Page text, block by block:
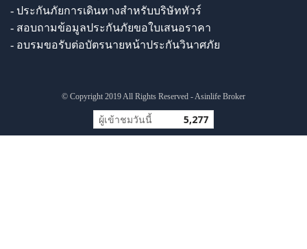
- ประกันภัยการเดินทางสำหรับบริษัททัวร์
- สอบถามข้อมูลประกันภัยขอใบเสนอราคา
- อบรมขอรับต่อบัตรนายหน้าประกันวินาศภัย
© Copyright 2019 All Rights Reserved - Asinlife Broker
ผู้เข้าชมวันนี้ 5,277